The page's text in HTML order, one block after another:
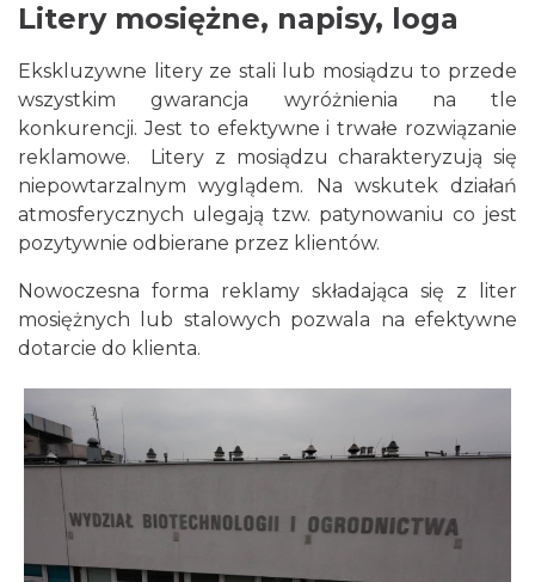
Litery mosiężne, napisy, loga
Ekskluzywne litery ze stali lub mosiądzu to przede
wszystkim gwarancja wyróżnienia na tle
konkurencji. Jest to efektywne i trwałe rozwiązanie
reklamowe. Litery z mosiądzu charakteryzują się
niepowtarzalnym wyglądem. Na wskutek działań
atmosferycznych ulegają tzw. patynowaniu co jest
pozytywnie odbierane przez klientów.
Nowoczesna forma reklamy składająca się z liter
mosiężnych lub stalowych pozwala na efektywne
dotarcie do klienta.